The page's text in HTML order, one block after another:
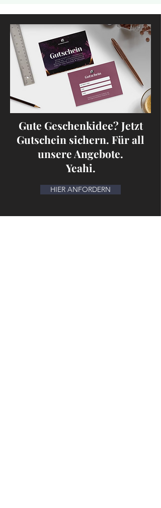
Gute Geschenkidee? Jetzt
Gutschein sichern. Für all
unsere Angebote.
Yeahi.
HIER ANFORDERN